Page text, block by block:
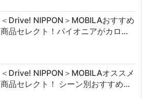
＜Drive! NIPPON＞MOBILAおすすめ
商品セレクト！パイオニアがカロ…
＜Drive! NIPPON＞MOBILAオススメ
商品セレクト！ シーン別おすすめ…